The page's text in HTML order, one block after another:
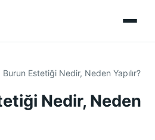
Burun Estetiği Nedir, Neden Yapılır?
Nedir, Neden